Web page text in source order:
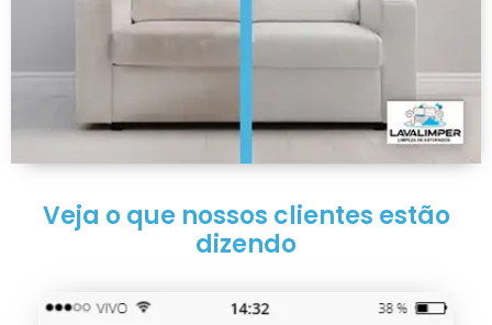
Veja o que nossos clientes estão
dizendo